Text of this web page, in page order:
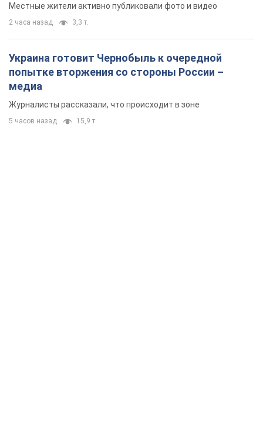
Местные жители активно публиковали фото и видео
2 часа назад 3,3 т.
Украина готовит Чернобыль к очередной
попытке вторжения со стороны России –
медиа
Журналисты рассказали, что происходит в зоне
5 часов назад 15,9 т.